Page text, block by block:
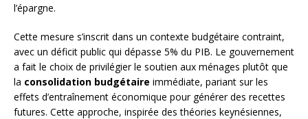
l’épargne.
Cette mesure s’inscrit dans un contexte budgétaire contraint,
avec un déficit public qui dépasse 5% du PIB. Le gouvernement
a fait le choix de privilégier le soutien aux ménages plutôt que
la consolidation budgétaire immédiate, pariant sur les
effets d’entraînement économique pour générer des recettes
futures. Cette approche, inspirée des théories keynésiennes,